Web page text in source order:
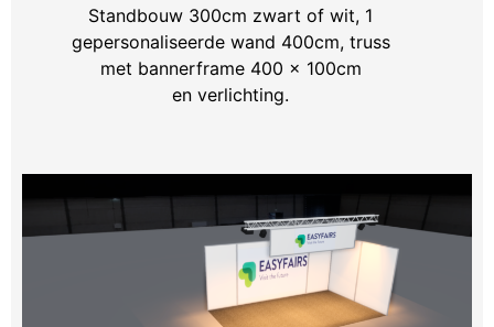
Standbouw 300cm zwart of wit, 1
gepersonaliseerde wand 400cm, truss
met bannerframe 400 x 100cm
en verlichting.